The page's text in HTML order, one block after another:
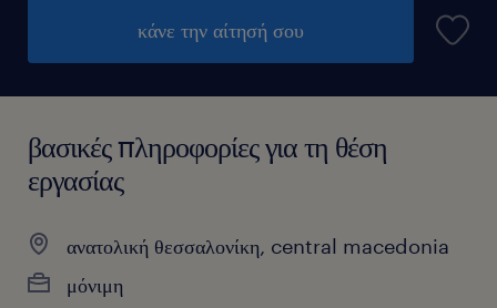
κάνε την αίτησή σου
βασικές πληροφορίες για τη θέση
εργασίας
ανατολική θεσσαλονίκη, central macedonia
μόνιμη